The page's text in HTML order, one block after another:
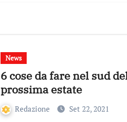
News
6 cose da fare nel sud
prossima estate
Redazione Set 22, 2021